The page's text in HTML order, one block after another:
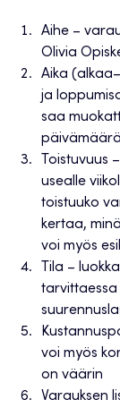
Aihe –
Olivia
Aika
ja
saa
Toistuvuus
usealle
toistuuko
kertaa,
voi myös
Tila –
tarvittaessa
voi myös
on väärin
Varauksen